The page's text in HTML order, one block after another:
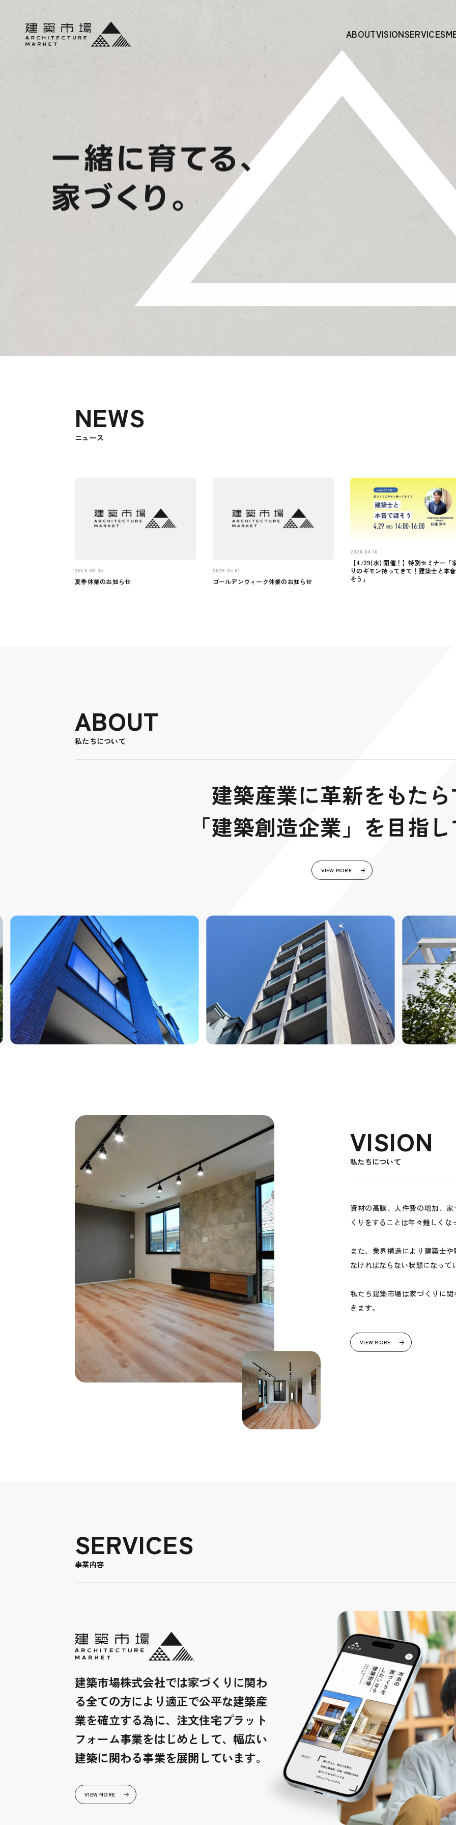
ABOUTVISIONSERVICES
NEWS
ニュース
2026.08.05
夏季休業のお知らせ
2026.05.01
ゴールデンウィーク休業のお知らせ
2026.04.16
【4/29(水) 開催！】特別セミナー「
りのギモン持ってきて！建築士と本
そう」
ABOUT
私たちについて
建築産業に革新をもた
「建築創造企業」を目指
VIEW MORE
VISION
私たちについて
資材の高騰、人件費の増加、
くりをすることは年々難しくな
また、業界構造により建築士
なければならない状態になっ
私たち建築市場は家づくりに
きます。
VIEW MORE
SERVICES
事業内容
建築市場株式会社では家づくりに関わ
る全ての方により適正で公平な建築産
業を確立する為に、注文住宅プラット
フォーム事業をはじめとして、幅広い
建築に関わる事業を展開しています。
VIEW MORE